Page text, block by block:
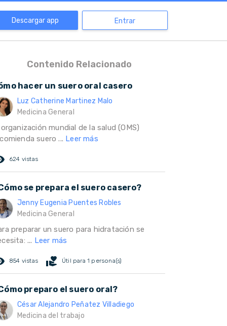
Descargar app Entrar
Contenido Relacionado
hacer un suero oral casero
Luz Catherine Martinez Malo
Medicina General
mundial de la salud (OMS)
suero ... Leer más
624 vistas
se prepara el suero casero?
Jenny Eugenia Puentes Robles
Medicina General
preparar un suero para hidratación se
... Leer más
854 vistas volunteer_activism Útil para 1 persona(s)
preparo el suero oral?
César Alejandro Peñatez Villadiego
Medicina del trabajo